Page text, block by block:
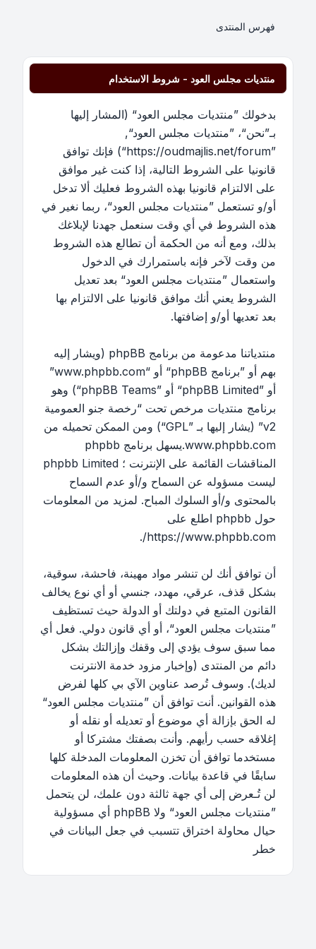
فهرس المنتدى
منتديات مجلس العود - شروط الاستخدام
بدخولك ”منتديات مجلس العود“ (المشار إليها
بـ”نحن“، ”منتديات مجلس العود“,
”https://oudmajlis.net/forum“) فإنك توافق
قانونيا على الشروط التالية، إذا كنت غير موافق
على الالتزام قانونيا بهذه الشروط فعليك ألا تدخل
أو/و تستعمل ”منتديات مجلس العود“، ربما نغير في
هذه الشروط في أي وقت سنعمل جهدنا لإبلاغك
بذلك، ومع أنه من الحكمة أن تطالع هذه الشروط
من وقت لآخر فإنه باستمرارك في الدخول
واستعمال ”منتديات مجلس العود“ بعد تعديل
الشروط يعني أنك موافق قانونيا على الالتزام بها
بعد تعديها أو/و إضافتها.
منتدياتنا مدعومة من برنامج phpBB (ويشار إليه
بهم أو ”برنامج phpBB“ أو “www.phpbb.com”
أو ”phpBB Limited“ أو ”phpBB Teams“) وهو
برنامج منتديات مرخص تحت “رخصة جنو العمومية
v2” (يشار إليها بـ ”GPL“) ومن الممكن تحميله من
www.phpbb.com
.يسهل برنامج phpbb
المناقشات القائمة على الإنترنت ؛ phpbb Limited
ليست مسؤوله عن السماح و/أو عدم السماح
بالمحتوى و/أو السلوك المباح. لمزيد من المعلومات
حول phpbb اطلع على
https://www.phpbb.com/
.
أن توافق أنك لن تنشر مواد مهينة، فاحشة، سوقية،
بشكل قذف، عرقي، مهدد، جنسي أو أي نوع يخالف
القانون المتبع في دولتك أو الدولة حيث تستظيف
”منتديات مجلس العود“، أو أي قانون دولي. فعل أي
مما سبق سوف يؤدي إلى وقفك وإزالتك بشكل
دائم من المنتدى (وإخبار مزود خدمة الانترنت
لديك). وسوف تُرصد عناوين الآي بي كلها لفرض
هذه القوانين. أنت توافق أن ”منتديات مجلس العود“
له الحق بإزالة أي موضوع أو تعديله أو نقله أو
إغلاقه حسب رأيهم. وأنت بصفتك مشتركا أو
مستخدما توافق أن تخزن المعلومات المدخلة كلها
سابقًا في قاعدة بيانات. وحيث أن هذه المعلومات
لن تُـعرض إلى أي جهة ثالثة دون علمك، لن يتحمل
”منتديات مجلس العود“ ولا phpBB أي مسؤولية
حيال محاولة اختراق تتسبب في جعل البيانات في
خطر